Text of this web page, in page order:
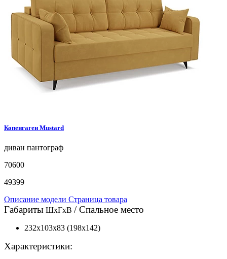
Копенгаген Mustard
диван пантограф
70600
49399
Описание модели Страница товара
Габариты ШхГхВ /Спальное место
232х103х83 (198х142)
Характеристики: